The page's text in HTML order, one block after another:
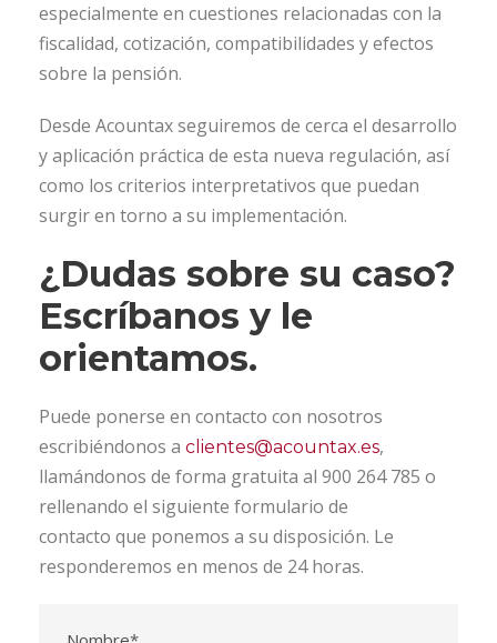
especialmente en cuestiones relacionadas con la
fiscalidad, cotización, compatibilidades y efectos
sobre la pensión.
Desde Acountax seguiremos de cerca el desarrollo
y aplicación práctica de esta nueva regulación, así
como los criterios interpretativos que puedan
surgir en torno a su implementación.
¿Dudas sobre su caso?
Escríbanos y le
orientamos.
Puede ponerse en contacto con nosotros
escribiéndonos a clientes@acountax.es,
llamándonos de forma gratuita al 900 264 785 o
rellenando el siguiente formulario de
contacto que ponemos a su disposición. Le
responderemos en menos de 24 horas.